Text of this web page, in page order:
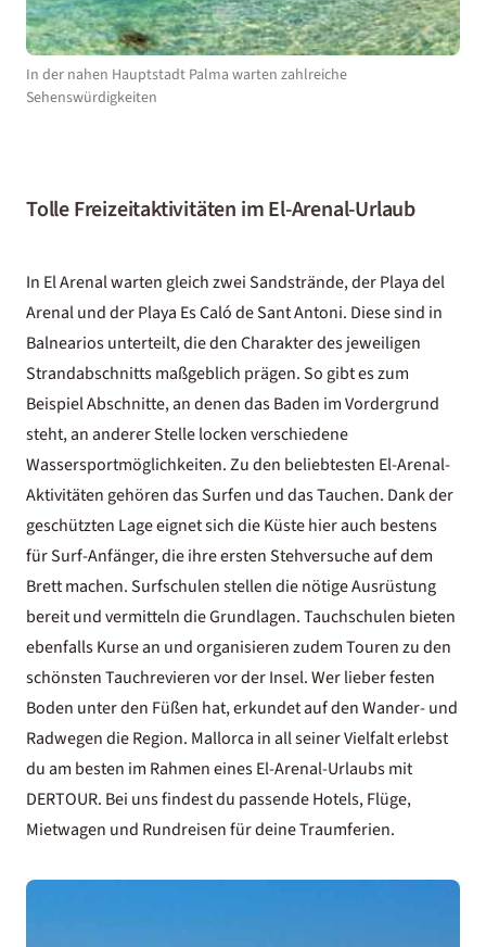
In der nahen Hauptstadt Palma warten zahlreiche
Sehenswürdigkeiten
Tolle Freizeitaktivitäten im El-Arenal-Urlaub
In El Arenal warten gleich zwei Sandstrände, der Playa del
Arenal und der Playa Es Caló de Sant Antoni. Diese sind in
Balnearios unterteilt, die den Charakter des jeweiligen
Strandabschnitts maßgeblich prägen. So gibt es zum
Beispiel Abschnitte, an denen das Baden im Vordergrund
steht, an anderer Stelle locken verschiedene
Wassersportmöglichkeiten. Zu den beliebtesten El-Arenal-
Aktivitäten gehören das Surfen und das Tauchen. Dank der
geschützten Lage eignet sich die Küste hier auch bestens
für Surf-Anfänger, die ihre ersten Stehversuche auf dem
Brett machen. Surfschulen stellen die nötige Ausrüstung
bereit und vermitteln die Grundlagen. Tauchschulen bieten
ebenfalls Kurse an und organisieren zudem Touren zu den
schönsten Tauchrevieren vor der Insel. Wer lieber festen
Boden unter den Füßen hat, erkundet auf den Wander- und
Radwegen die Region. Mallorca in all seiner Vielfalt erlebst
du am besten im Rahmen eines El-Arenal-Urlaubs mit
DERTOUR. Bei uns findest du passende Hotels, Flüge,
Mietwagen und Rundreisen für deine Traumferien.